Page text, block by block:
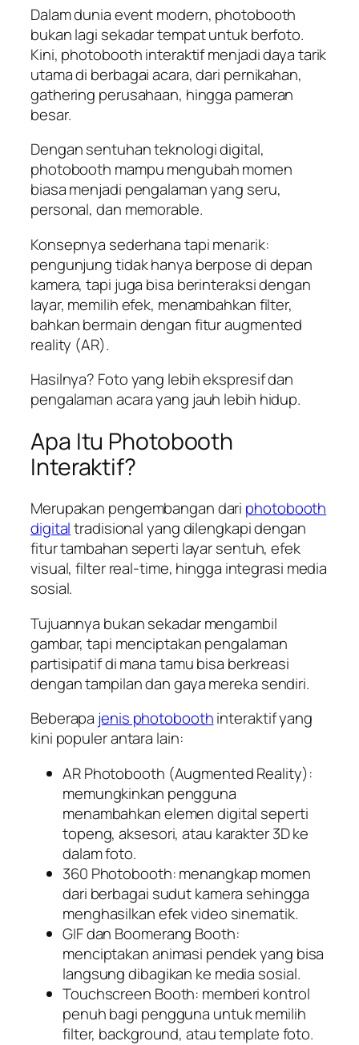
Dalam dunia event modern, photobooth
bukan lagi sekadar tempat untuk berfoto.
Kini, photobooth interaktif menjadi daya tarik
utama di berbagai acara, dari pernikahan,
gathering perusahaan, hingga pameran
besar.
Dengan sentuhan teknologi digital,
photobooth mampu mengubah momen
biasa menjadi pengalaman yang seru,
personal, dan memorable.
Konsepnya sederhana tapi menarik:
pengunjung tidak hanya berpose di depan
kamera, tapi juga bisa berinteraksi dengan
layar, memilih efek, menambahkan filter,
bahkan bermain dengan fitur augmented
reality (AR).
Hasilnya? Foto yang lebih ekspresif dan
pengalaman acara yang jauh lebih hidup.
Apa Itu Photobooth
Interaktif?
Merupakan pengembangan dari photobooth
digitaltradisional yang dilengkapi dengan
fitur tambahan seperti layar sentuh, efek
visual, filter real-time, hingga integrasi media
sosial.
Tujuannya bukan sekadar mengambil
gambar, tapi menciptakan pengalaman
partisipatif di mana tamu bisa berkreasi
dengan tampilan dan gaya mereka sendiri.
Beberapa jenis photoboothinteraktif yang
kini populer antara lain:
AR Photobooth (Augmented Reality):
memungkinkan pengguna
menambahkan elemen digital seperti
topeng, aksesori, atau karakter 3D ke
dalam foto.
360 Photobooth: menangkap momen
dari berbagai sudut kamera sehingga
menghasilkan efek video sinematik.
GIF dan Boomerang Booth:
menciptakan animasi pendek yang bisa
langsung dibagikan ke media sosial.
Touchscreen Booth: memberi kontrol
penuh bagi pengguna untuk memilih
filter, background, atau template foto.